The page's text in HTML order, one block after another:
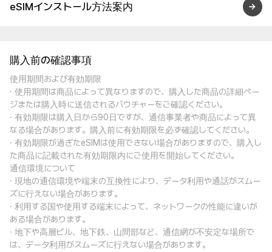
eSIMインストール方法案内
購入前の確認事項
使用期間および有効期限
· 使用期間は商品によって異なりますので、購入した商品の詳細ペー
ジまたは購入時に送信されるバウチャーをご確認ください。
· 有効期限は購入日から90日ですが、通信事業者や商品によって異
なる場合があります。購入前に有効期限を必ず確認してください。
· 有効期限が過ぎたeSIMは使用できない場合がありますので、購入し
た商品に記載された有効期限内にご使用を開始してください。
通信環境について
· 現地の通信環境や端末の互換性により、データ利用や通話がスムー
ズに行えない場合があります。
· 利用する国や使用する端末によって、ネットワークの性能に違いが
ある場合があります。
· 地下や高層ビル、地下鉄、山間部など、通信網が不安定な場所で
は、データ利用がスムーズに行えない場合があります。